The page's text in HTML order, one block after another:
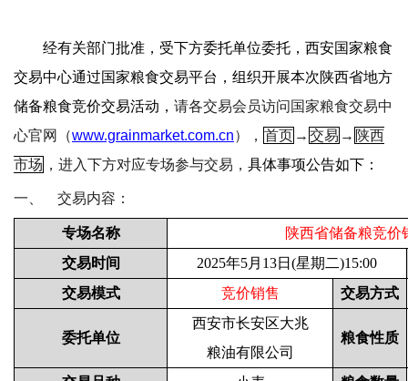
经有关部门批准，受下方委托单位委托，西安国家粮食
交易中心通过国家粮食交易平台，组织开展本次陕西省地方
储备粮食竞价交易活动， 请各交易会员访问国家粮食交易中
心官网（www.grainmarket.com.cn）， 首页 → 交易 → 陕西
市场 ，进入下方对应专场参与交易， 具体事项公告如下：
一、 交易内容：
专场名称
陕西省储备粮竞价
交易时间
2025年5月13日(星期二)15:00
交易模式
竞价销售 交易方式
委托单位
西安市长安区大兆
粮油有限公司
粮食性质